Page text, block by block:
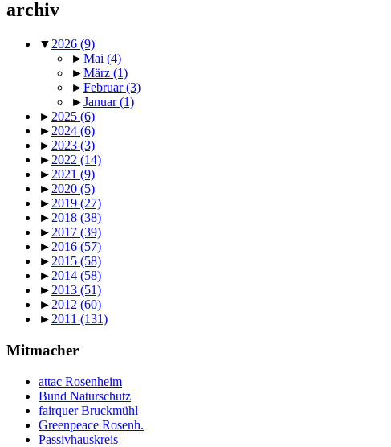
archiv
▼ 2026 (9)
►Mai (4)
►März (1)
►Februar(3)
►Januar(1)
► 2025 (6)
► 2024 (6)
► 2023 (3)
► 2022 (14)
► 2021 (9)
► 2020 (5)
► 2019 (27)
► 2018 (38)
► 2017 (39)
► 2016 (57)
► 2015 (58)
► 2014 (58)
► 2013 (51)
► 2012 (60)
► 2011 (131)
Mitmacher
attac Rosenheim
Bund Naturschutz
fairquer Bruckmühl
Greenpeace Rosenh.
Passivhauskreis